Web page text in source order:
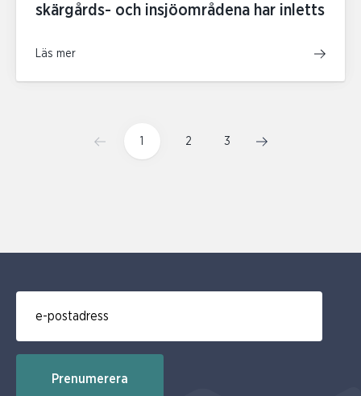
skärgårds- och insjöområdena har inletts
Läs mer
1 2 3
Prenumerera